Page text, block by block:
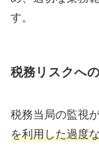
す。
税務リスクへ
税務当局の監視
を利用した過度